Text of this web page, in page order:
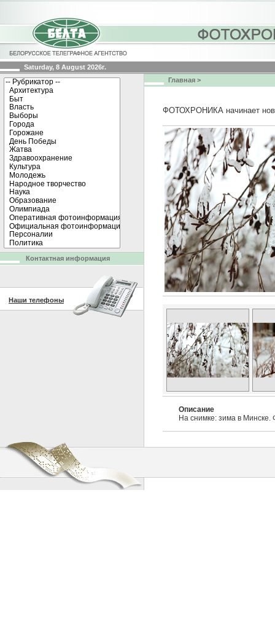
Saturday, 8 August 2026г.
Главная >
ФОТОХРОНИКА начинает
Описание
На снимке: зима в
Контактная информация
Наши телефоны